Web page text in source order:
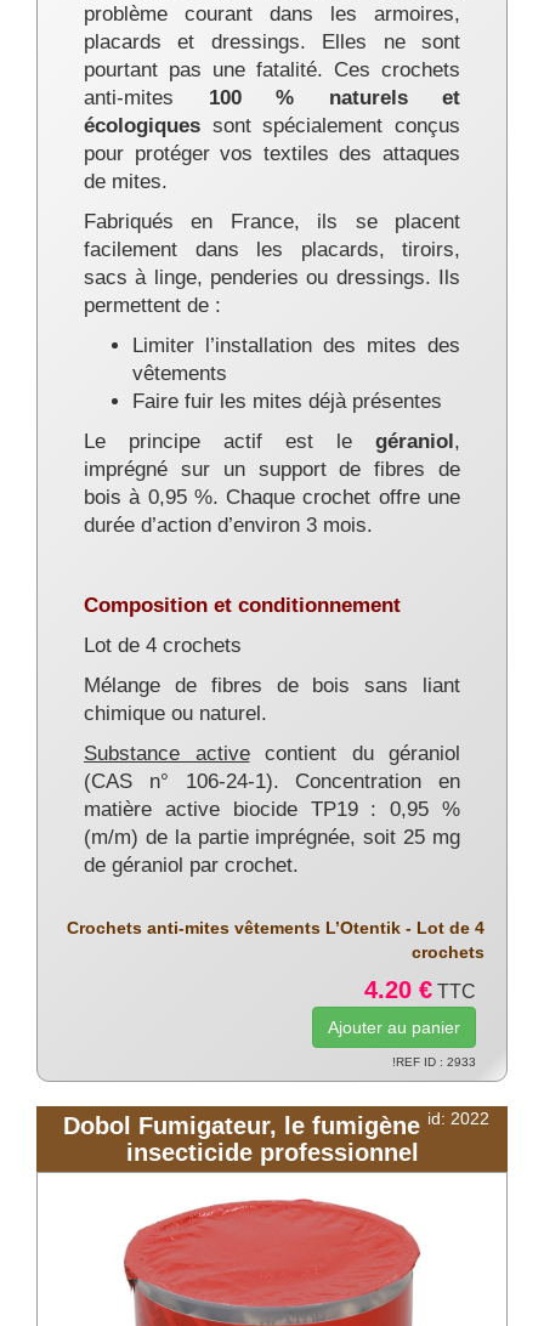
problème courant dans les armoires,
placards et dressings. Elles ne sont
pourtant pas une fatalité. Ces crochets
anti-mites 100 % naturels et
écologiques sont spécialement conçus
pour protéger vos textiles des attaques
de mites.
Fabriqués en France, ils se placent
facilement dans les placards, tiroirs,
sacs à linge, penderies ou dressings. Ils
permettent de :
Limiter l’installation des mites des
vêtements
Faire fuir les mites déjà présentes
Le principe actif est le géraniol ,
imprégné sur un support de fibres de
bois à 0,95 %. Chaque crochet offre une
durée d’action d’environ 3 mois.
Composition et conditionnement
Lot de 4 crochets
Mélange de fibres de bois sans liant
chimique ou naturel.
Substance activecontient du géraniol
(CAS n° 106-24-1). Concentration en
matière active biocide TP19 : 0,95 %
(m/m) de la partie imprégnée, soit 25 mg
de géraniol par crochet.
Crochets anti-mites vêtements L’Otentik - Lot de 4
crochets
4.20 € TTC
!REF ID : 2933
id: 2022
Dobol Fumigateur, le fumigène
insecticide professionnel